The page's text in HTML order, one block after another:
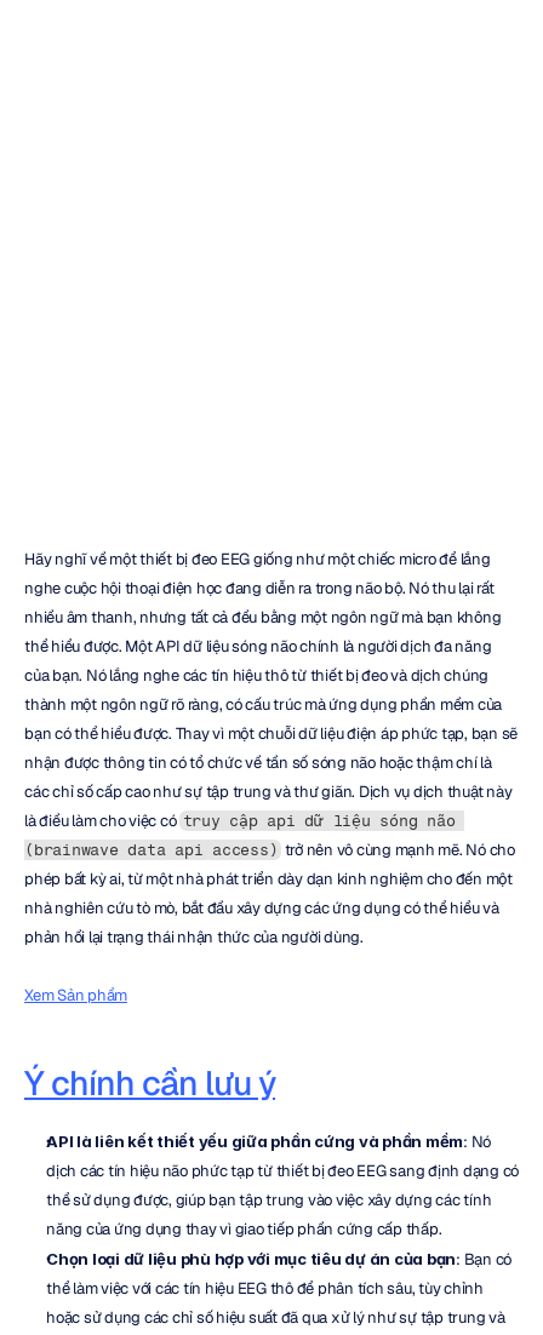
Hãy nghĩ về một thiết bị đeo EEG giống như một chiếc micro để lắng
nghe cuộc hội thoại điện học đang diễn ra trong não bộ. Nó thu lại rất
nhiều âm thanh, nhưng tất cả đều bằng một ngôn ngữ mà bạn không
thể hiểu được. Một API dữ liệu sóng não chính là người dịch đa năng
của bạn. Nó lắng nghe các tín hiệu thô từ thiết bị đeo và dịch chúng
thành một ngôn ngữ rõ ràng, có cấu trúc mà ứng dụng phần mềm của
bạn có thể hiểu được. Thay vì một chuỗi dữ liệu điện áp phức tạp, bạn sẽ
nhận được thông tin có tổ chức về tần số sóng não hoặc thậm chí là
các chỉ số cấp cao như sự tập trung và thư giãn. Dịch vụ dịch thuật này
là điều làm cho việc có truy cập api dữ liệu sóng não
(brainwave data api access) trở nên vô cùng mạnh mẽ. Nó cho
phép bất kỳ ai, từ một nhà phát triển dày dạn kinh nghiệm cho đến một
nhà nghiên cứu tò mò, bắt đầu xây dựng các ứng dụng có thể hiểu và
phản hồi lại trạng thái nhận thức của người dùng.
Xem Sản phẩm
Ý chính cần lưu ý
API là liên kết thiết yếu giữa phần cứng và phần mềm: Nó
dịch các tín hiệu não phức tạp từ thiết bị đeo EEG sang định dạng có
thể sử dụng được, giúp bạn tập trung vào việc xây dựng các tính
năng của ứng dụng thay vì giao tiếp phần cứng cấp thấp.
Chọn loại dữ liệu phù hợp với mục tiêu dự án của bạn: Bạn có
thể làm việc với các tín hiệu EEG thô để phân tích sâu, tùy chỉnh
hoặc sử dụng các chỉ số hiệu suất đã qua xử lý như sự tập trung và